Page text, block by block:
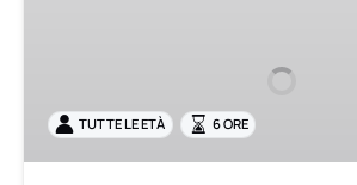
degustazione
di
TUTTE LE ETÀ 6 ORE